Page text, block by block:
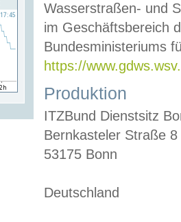
Wasserstraßen- und
im Geschäftsbereich
Bundesministeriums
https://
Produktion
ITZBund Dienstsitz
Bernkasteler Straße 8
53175 Bonn
Deutschland